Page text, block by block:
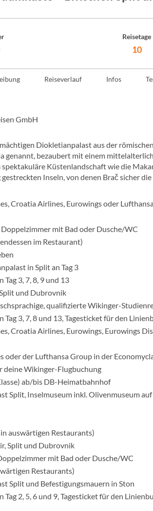
Reisetage
10
Reiseverlauf Infos
GmbH
Diokletianpalast aus der
genannt, bezaubert mit einem
Küstenlandschaft wie die
Inseln, von denen Brač sicher
Croatia Airlines, Eurowings oder
mit Bad oder Dusche/WC
im Restaurant)
in Split an Tag 3
3, 7, 8, 9 und 13
und Dubrovnik
qualifizierte Wikinger-
3, 7, 8 und 13, Tagesticket für den
Croatia Airlines, Eurowings, Eurowings
oder der Lufthansa Group in der
Wikinger-Flugbuchung
ab/bis DB-Heimatbahnhof
Split, Inselmuseum inkl. Olivenmuseum
auswärtigen Restaurants)
Split und Dubrovnik
mit Bad oder Dusche/WC
Restaurants)
Split und Befestigungsmauern in Ston
2, 5, 6 und 9, Tagesticket für den